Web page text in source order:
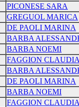
PICONESE SARA
GREGUOL MARICA
DE PAOLI MARINA
BARBA
BARBA NOEMI
FAGGION
BARBA
DE PAOLI MARINA
BARBA NOEMI
FAGGION